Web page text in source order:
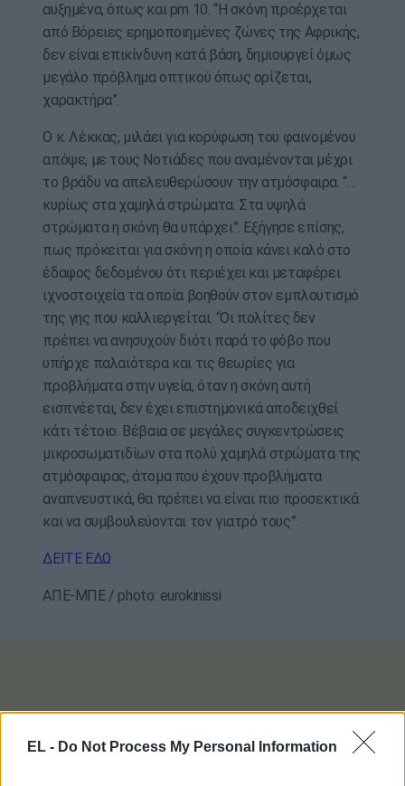
EL - Do Not Process My Personal Information
αυξημένα, όπως και pm 10. “Η σκόνη προέρχεται
από Βόρειες ερημοποιημένες ζώνες της Αφρικής,
δεν είναι επικίνδυνη κατά βάση, δημιουργεί όμως
μεγάλο πρόβλημα οπτικού όπως ορίζεται,
χαρακτήρα”.
Ο κ. Λέκκας, μιλάει για κορύφωση του φαινομένου
απόψε, με τους Νοτιάδες που αναμένονται μέχρι
το βράδυ να απελευθερώσουν την ατμόσφαιρα. “…
κυρίως στα χαμηλά στρώματα. Στα υψηλά
στρώματα η σκόνη θα υπάρχει”. Εξήγησε επίσης,
πως πρόκειται για σκόνη η οποία κάνει καλό στο
έδαφος δεδομένου ότι περιέχει και μεταφέρει
ιχνοστοιχεία τα οποία βοηθούν στον εμπλουτισμό
της γης που καλλιεργείται. “Οι πολίτες δεν
πρέπει να ανησυχούν διότι παρά το φόβο που
υπήρχε παλαιότερα και τις θεωρίες για
προβλήματα στην υγεία, όταν η σκόνη αυτή
εισπνέεται, δεν έχει επιστημονικά αποδειχθεί
κάτι τέτοιο. Βέβαια σε μεγάλες συγκεντρώσεις
μικροσωματιδίων στα πολύ χαμηλά στρώματα της
ατμόσφαιρας, άτομα που έχουν προβλήματα
αναπνευστικά, θα πρέπει να είναι πιο προσεκτικά
και να συμβουλεύονται τον γιατρό τους”.
ΔΕΙΤΕ ΕΔΩ
ΑΠΕ-ΜΠΕ / photo: eurokinissi